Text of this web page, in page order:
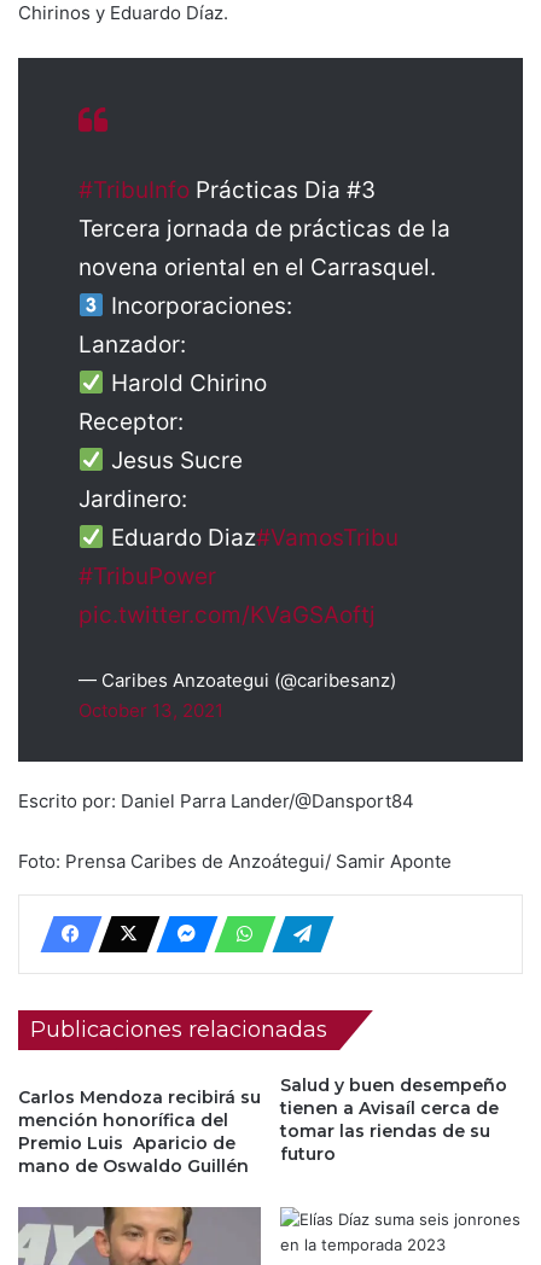
Chirinos y Eduardo Díaz.
#TribuInfo Prácticas Dia #3
Tercera jornada de prácticas de la
novena oriental en el Carrasquel.
Incorporaciones:
Lanzador:
Harold Chirino
Receptor:
Jesus Sucre
Jardinero:
Eduardo Diaz#VamosTribu
#TribuPower
pic.twitter.com/KVaGSAoftj
— Caribes Anzoategui (@caribesanz)
October 13, 2021
Escrito por: Daniel Parra Lander/@Dansport84
Foto: Prensa Caribes de Anzoátegui/ Samir Aponte
Publicaciones relacionadas
Carlos Mendoza recibirá su
mención honorífica del
Premio Luis Aparicio de
mano de Oswaldo Guillén
Salud y buen desempeño
tienen a Avisaíl cerca de
tomar las riendas de su
futuro